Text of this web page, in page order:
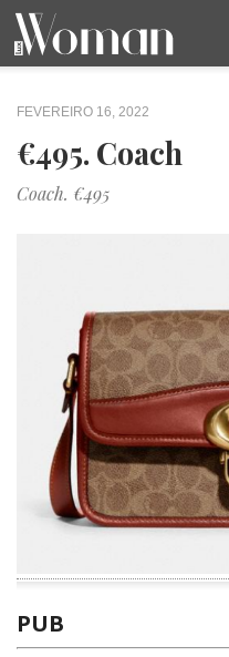
BELEZA
CAPA
LIFESTYLE
MODA
OPINIÃO
PESSOAS
SOCIEDADE
VIDEOS
FEVEREIRO 16, 2022
€495. Coach
Coach. €495
PUB